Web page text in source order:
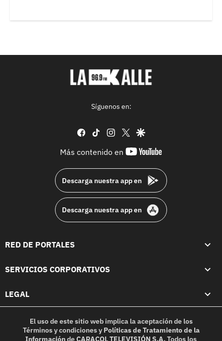
Síguenos en:
facebook
tiktok instagram
twittergoogle
Más contenido en
youtube-
Descarga nuestra app en
Descarga nuestra app en
RED DE PORTALES
SERVICIOS CORPORATIVOS
LEGAL
El uso de este sitio web implica la aceptación de los
Términos y condicionesy Políticas de Tratamiento de la
InformacióndeCARACOL TELEVISIÓN S.A.Todos los